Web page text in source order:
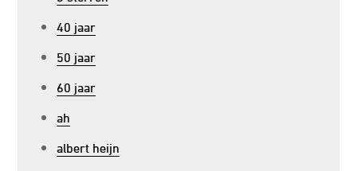
40 jaar
50 jaar
60 jaar
ah
albert heijn